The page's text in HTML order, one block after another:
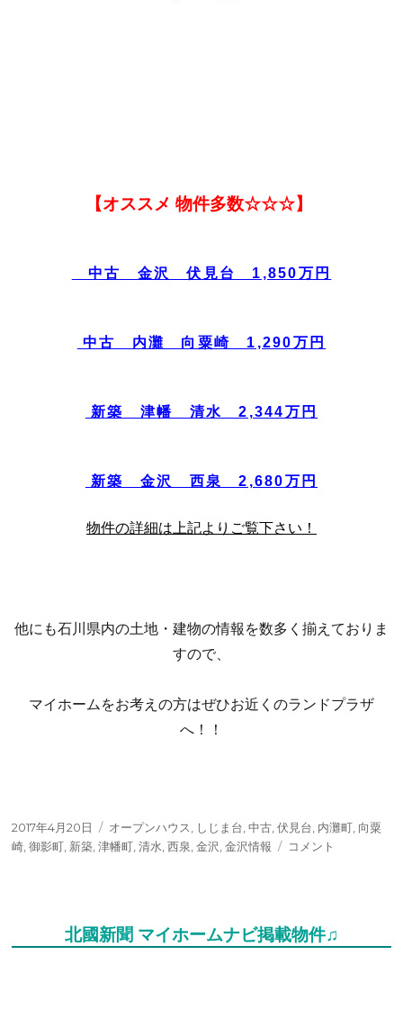
【オススメ 物件多数☆☆☆】
中古 金沢 伏見台 1,850万円
中古 内灘 向粟崎 1,290万円
新築 津幡 清水 2,344万円
新築 金沢 西泉 2,680万円
物件の詳細は上記よりご覧下さい！
他にも石川県内の土地・建物の情報を数多く揃えておりま
すので、
マイホームをお考えの方はぜひお近くのランドプラザ
へ！！
投
稿
2017年4月20日
タ
グ
オープンハウス しじま台 ,中古 ,伏見台 内灘町 向粟
崎 ,御影町 新築 ,津幡町 ,清水 ,西泉 ,金沢 ,金沢情報
今
情
コメント
北國新聞 マイホームナビ掲載物件♫